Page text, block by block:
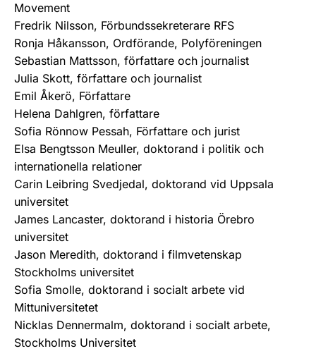
Movement
Fredrik Nilsson, Förbundssekreterare RFS
Ronja Håkansson, Ordförande, Polyföreningen
Sebastian Mattsson, författare och journalist
Julia Skott, författare och journalist
Emil Åkerö, Författare
Helena Dahlgren, författare
Sofia Rönnow Pessah, Författare och jurist
Elsa Bengtsson Meuller, doktorand i politik och
internationella relationer
Carin Leibring Svedjedal, doktorand vid Uppsala
universitet
James Lancaster, doktorand i historia Örebro
universitet
Jason Meredith, doktorand i filmvetenskap
Stockholms universitet
Sofia Smolle, doktorand i socialt arbete vid
Mittuniversitetet
Nicklas Dennermalm, doktorand i socialt arbete,
Stockholms Universitet